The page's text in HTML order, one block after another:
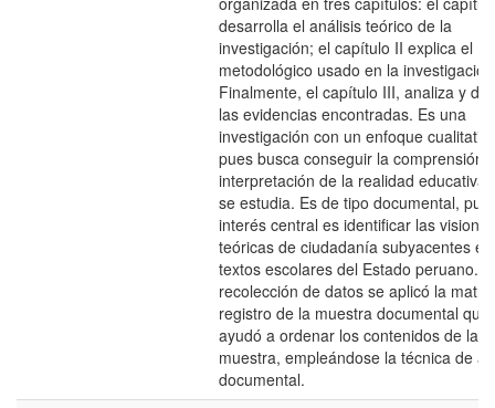
desarrolla el análisis teórico de la
investigación; el capítulo II explica el
metodológico usado en la
Finalmente, el capítulo III, analiza y
las evidencias encontradas. Es una
investigación con un enfoque
pues busca conseguir la comprensión
interpretación de la realidad educativa
se estudia. Es de tipo documental,
interés central es identificar las visiones
teóricas de ciudadanía subyacentes
textos escolares del Estado peruano.
recolección de datos se aplicó la
registro de la muestra documental que
ayudó a ordenar los contenidos de la
muestra, empleándose la técnica de
documental.